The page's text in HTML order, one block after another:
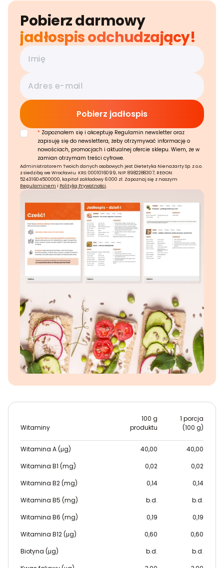
Pobierz darmowy
jadłospis odchudzający!
* Zapoznałem się i akceptuję Regulamin newsletter oraz
zapisuję się do newslettera, żeby otrzymywać informację o
nowościach, promocjach i aktualnej ofercie sklepu. Wiem, że w
zamian otrzymam treści cyfrowe.
Administratorem Twoich danych osobowych jest Dietetyka Nienażarty Sp. z o.o.
z siedzibą we Wrocławiu. KRS: 0001016099, NIP: 8982288307, REGON:
52431604500000, kapitał zakładowy 6 000 zł. Zapoznaj się z naszym
Regulaminem i Polityką Prywatności.
Witaminy
100 g
produktu
1 porcja
(100 g)
Witamina A (μg) 40,00
40,00
Witamina B1 (mg)
0,02
0,02
Witamina B2 (mg)
0,14
0,14
Witamina B5 (mg)
b.d.
b.d.
Witamina B6 (mg)
0,19
0,19
Witamina B12 (μg)
0,60
0,60
Biotyna (μg)
b.d.
b.d.